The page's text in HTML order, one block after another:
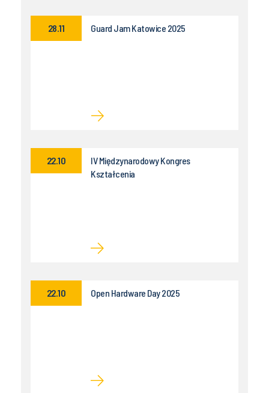
Guard Jam Katowice 2025
28.11
IV Międzynarodowy Kongres
Kształcenia
22.10
Open Hardware Day 2025
22.10